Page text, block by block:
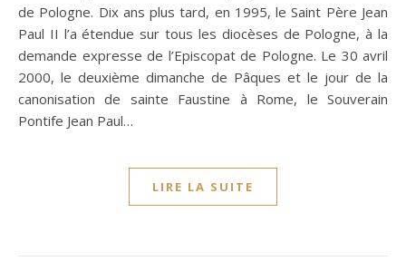
de Pologne. Dix ans plus tard, en 1995, le Saint Père Jean
Paul II l’a étendue sur tous les diocèses de Pologne, à la
demande expresse de l’Episcopat de Pologne. Le 30 avril
2000, le deuxième dimanche de Pâques et le jour de la
canonisation de sainte Faustine à Rome, le Souverain
Pontife Jean Paul…
LIRE LA SUITE